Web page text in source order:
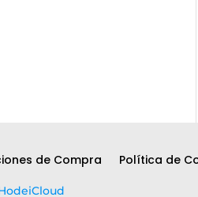
de Compra Política de